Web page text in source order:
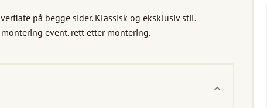
på begge sider. Klassisk og eksklusiv stil.
event. rett etter montering.